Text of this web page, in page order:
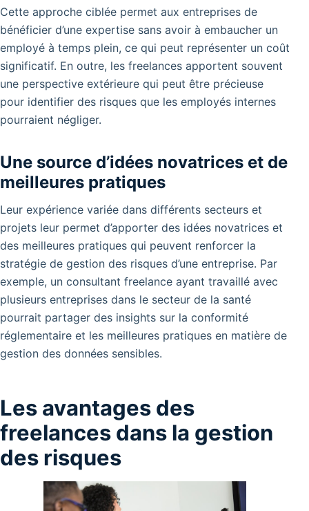
Cette approche ciblée permet aux entreprises de
bénéficier d’une expertise sans avoir à embaucher un
employé à temps plein, ce qui peut représenter un coût
significatif. En outre, les freelances apportent souvent
une perspective extérieure qui peut être précieuse
pour identifier des risques que les employés internes
pourraient négliger.
Une source d’idées novatrices et de
meilleures pratiques
Leur expérience variée dans différents secteurs et
projets leur permet d’apporter des idées novatrices et
des meilleures pratiques qui peuvent renforcer la
stratégie de gestion des risques d’une entreprise. Par
exemple, un consultant freelance ayant travaillé avec
plusieurs entreprises dans le secteur de la santé
pourrait partager des insights sur la conformité
réglementaire et les meilleures pratiques en matière de
gestion des données sensibles.
Les avantages des
freelances dans la gestion
des risques